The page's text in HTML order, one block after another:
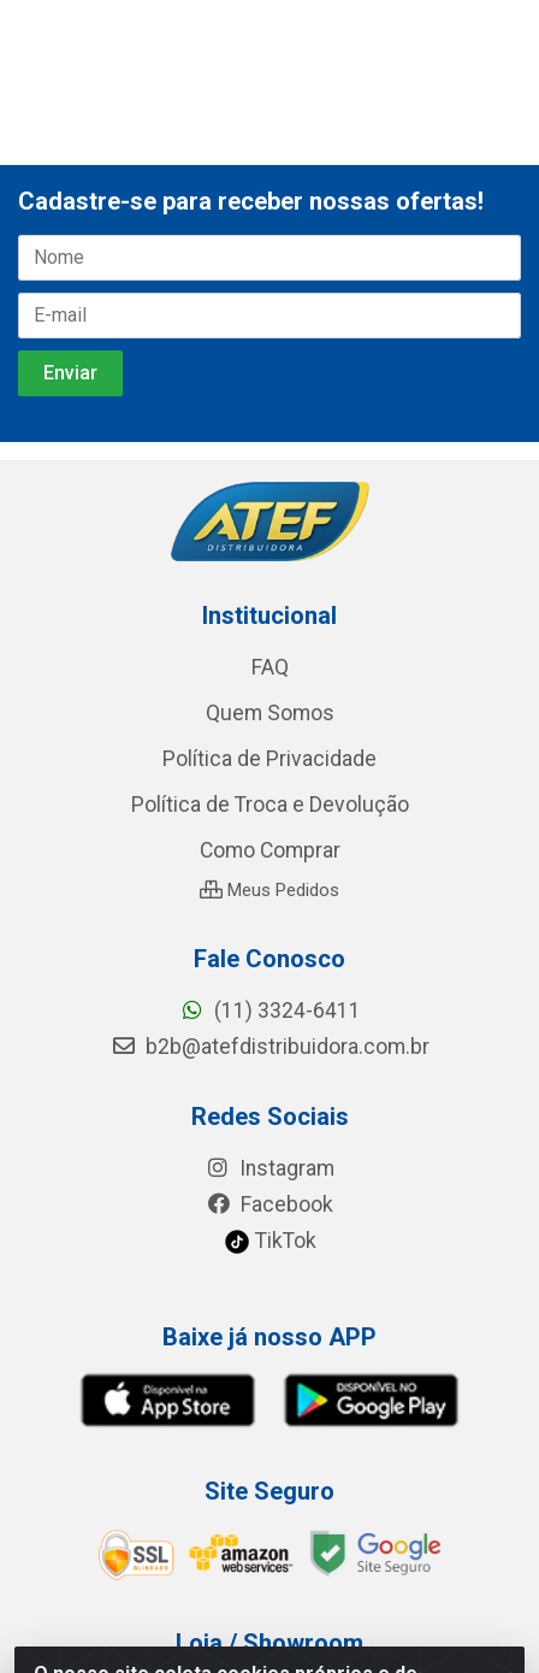
Cadastre-se para receber nossas ofertas!
Institucional
FAQ
Quem Somos
Política de Privacidade
Política de Troca e Devolução
Como Comprar
Meus Pedidos
Fale Conosco
(11) 3324-6411
b2b@atefdistribuidora.com.br
Redes Sociais
Instagram
Facebook
TikTok
Baixe já nosso APP
Site Seguro
Loja / Showroom